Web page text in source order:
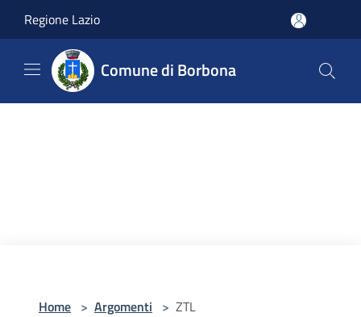
Regione Lazio
Comune di Borbona
Home > Argomenti > ZTL